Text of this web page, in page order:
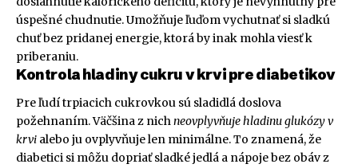
úspešné chudnutie. Umožňuje ľuďom vychutnať si sladkú
chuť bez pridanej energie, ktorá by inak mohla viesť k
priberaniu.
Kontrola hladiny cukru v krvi pre diabetikov
Pre ľudí trpiacich cukrovkou sú sladidlá doslova
požehnaním. Väčšina z nichneovplyvňuje hladinu glukózy v
krvi alebo ju ovplyvňuje len minimálne. To znamená, že
diabetici si môžu dopriať sladké jedlá a nápoje bez obáv z